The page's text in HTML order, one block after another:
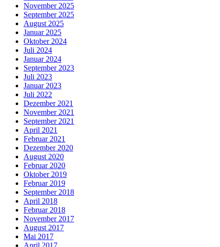
November 2025
September 2025
August 2025
Januar 2025
Oktober 2024
Juli 2024
Januar 2024
September 2023
Juli 2023
Januar 2023
Juli 2022
Dezember 2021
November 2021
September 2021
April 2021
Februar 2021
Dezember 2020
August 2020
Februar 2020
Oktober 2019
Februar 2019
September 2018
April 2018
Februar 2018
November 2017
August 2017
Mai 2017
April 2017